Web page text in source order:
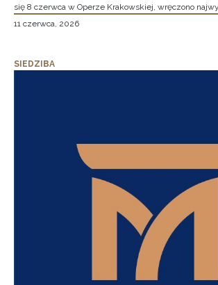
się 8 czerwca w Operze Krakowskiej, wręczono
11 czerwca, 2026
SIEDZIBA